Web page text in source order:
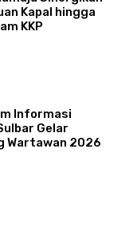
Kapal hingga
KKP
Informasi
Gelar
Wartawan 2026